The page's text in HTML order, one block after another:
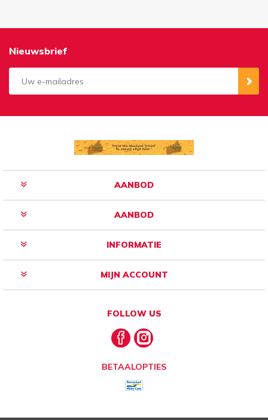
Nieuwsbrief
AANBOD
AANBOD
INFORMATIE
MIJN ACCOUNT
FOLLOW US
BETAALOPTIES